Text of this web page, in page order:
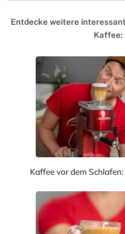
Entdecke weitere
Kaffee:
Kaffee vor dem